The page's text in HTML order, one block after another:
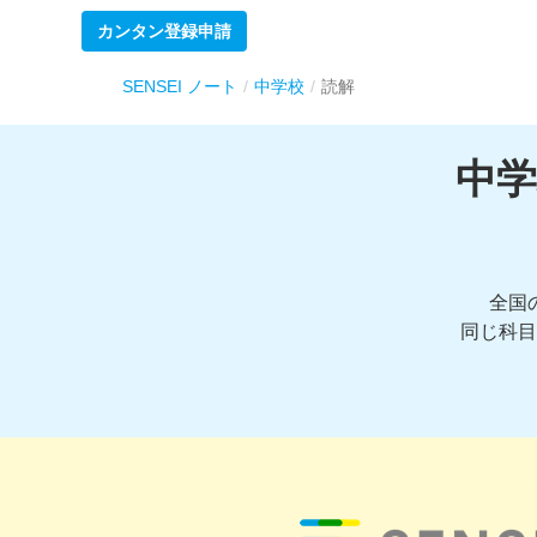
カンタン登録申請
SENSEI ノート 中学校 読解
中
全国
同じ科